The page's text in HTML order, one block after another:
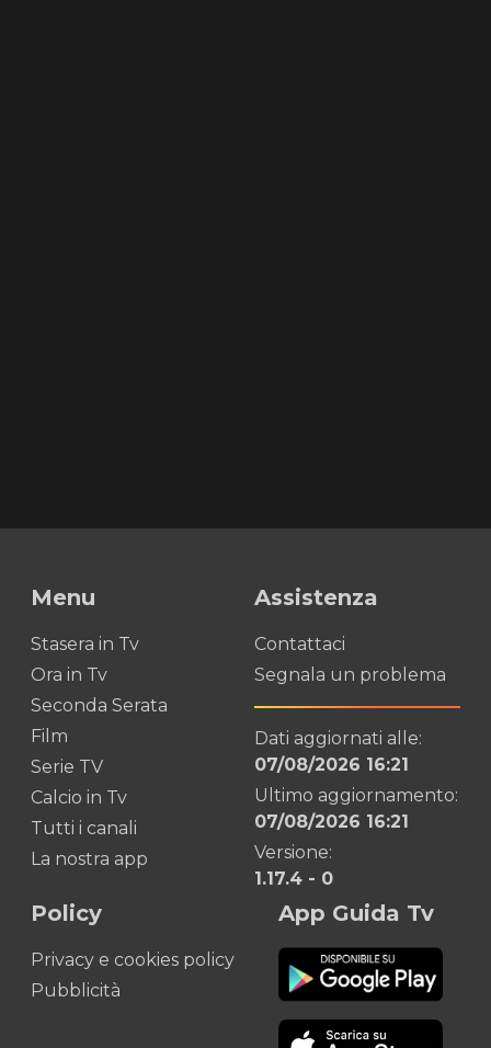
Menu
Stasera in Tv
Ora in Tv
Seconda Serata
Film
Serie TV
Calcio in Tv
Tutti i canali
La nostra app
Assistenza
Contattaci
Segnala un problema
Dati aggiornati alle:
07/08/2026 16:21
Ultimo aggiornamento:
07/08/2026 16:21
Versione:
1.17.4 - 0
Policy
Privacy e cookies policy
Pubblicità
App Guida Tv